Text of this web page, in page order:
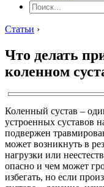
Статьи ›
Что делать
коленном
Коленный сустав –
устроенных суставов
подвержен
может возникнуть в
нагрузки или
опасно и чем может
избегать, но если